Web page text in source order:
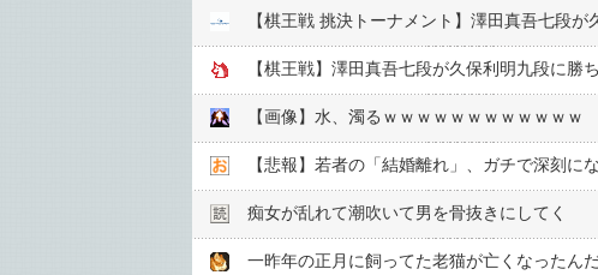
【棋王戦 挑決トーナメント】澤田真吾七段
【棋王戦】澤田真吾七段が久保利明九段に勝
【画像】水、濁るｗｗｗｗｗｗｗｗｗｗｗｗ
【悲報】若者の「結婚離れ」、ガチで深刻に
痴女が乱れて潮吹いて男を骨抜きにしてく